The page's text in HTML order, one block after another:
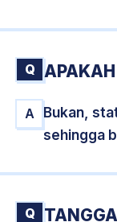
Q
A
Bukan,
sehingga
Q